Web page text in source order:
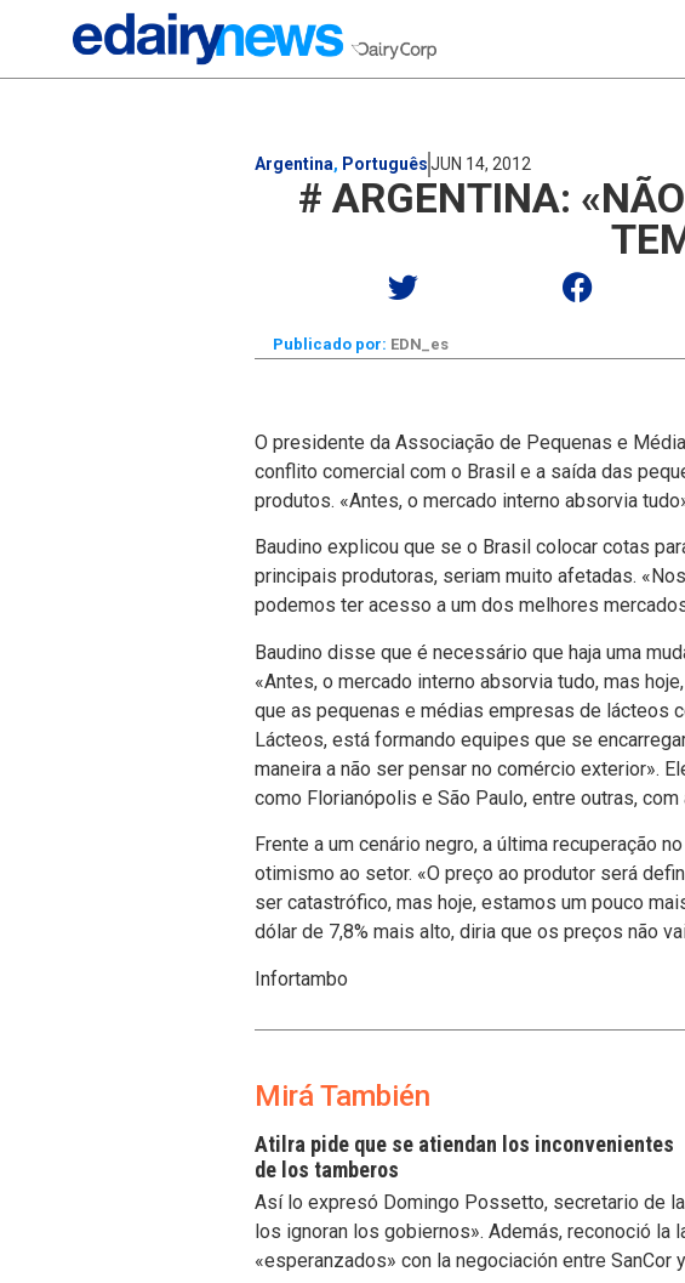
Argentina, PortuguêsJUN 14, 2012
# ARGENTINA:
Publicado por: EDN_es
O presidente da Associação de Pequenas e
conflito comercial com o Brasil e a saí­da das
produtos. «Antes, o mercado interno absorvia
Baudino explicou que se o Brasil colocar cotas
principais produtoras, seriam muito afetadas.
podemos ter acesso a um dos melhores
Baudino disse que é necessário que haja uma
«Antes, o mercado interno absorvia tudo, mas
que as pequenas e médias empresas de lácteos
Lácteos, está formando equipes que se
maneira a não ser pensar no comércio exterior».
como Florianópolis e São Paulo, entre outras,
Frente a um cenário negro, a última recuperação
otimismo ao setor. «O preço ao produtor será
ser catastrófico, mas hoje, estamos um pouco
dólar de 7,8% mais alto, diria que os preços não
Infortambo
Mirá También
Atilra pide que se atiendan los inconvenientes
de los tamberos
Así lo expresó Domingo Possetto, secretario de
los ignoran los gobiernos». Además, reconoció
«esperanzados» con la negociación entre SanCor